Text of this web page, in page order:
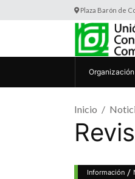
Plaza Barón de
Organización
Inicio
Información /